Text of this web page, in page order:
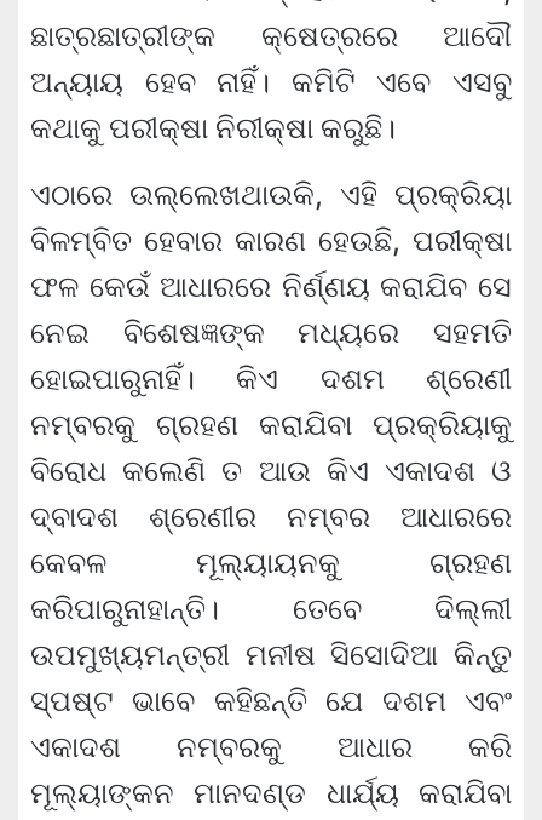
ଛାତ୍ରଛାତ୍ରୀଙ୍କ କ୍ଷେତ୍ରରେ ଆଦୌ
ଅନ୍ୟାୟ ହେବ ନାହିଁ। କମିଟି ଏବେ ଏସବୁ
କଥାକୁ ପରୀକ୍ଷା ନିରୀକ୍ଷା କରୁଛି।
ଏଠାରେ ଉଲ୍ଲେଖଥାଉକି, ଏହି ପ୍ରକ୍ରିୟା
ବିଳମ୍ବିତ ହେବାର କାରଣ ହେଉଛି, ପରୀକ୍ଷା
ଫଳ କେଉଁ ଆଧାରରେ ନିର୍ଣ୍ଣୟ କରାଯିବ ସେ
ନେଇ ବିଶେଷଜ୍ଞଙ୍କ ମଧ୍ୟରେ ସହମତି
ହୋଇପାରୁନାହିଁ। କିଏ ଦଶମ ଶ୍ରେଣୀ
ନମ୍ବରକୁ ଗ୍ରହଣ କରାଯିବା ପ୍ରକ୍ରିୟାକୁ
ବିରୋଧ କଲେଣି ତ ଆଉ କିଏ ଏକାଦଶ ଓ
ଦ୍ବାଦଶ ଶ୍ରେଣୀର ନମ୍ବର ଆଧାରରେ
କେବଳ ମୂଲ୍ୟାୟନକୁ ଗ୍ରହଣ
କରିପାରୁନାହାନ୍ତି। ତେବେ ଦିଲ୍ଲୀ
ଉପମୁଖ୍ୟମନ୍ତ୍ରୀ ମନୀଷ ସିସୋଦିଆ କିନ୍ତୁ
ସ୍ପଷ୍ଟ ଭାବେ କହିଛନ୍ତି ଯେ ଦଶମ ଏବଂ
ଏକାଦଶ ନମ୍ବରକୁ ଆଧାର କରି
ମୂଲ୍ୟାଙ୍କନ ମାନଦଣ୍ଡ ଧାର୍ଯ୍ୟ କରାଯିବା